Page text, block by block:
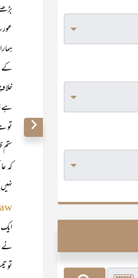
کے
ہے
تو
کہ
ایک
نے
تو